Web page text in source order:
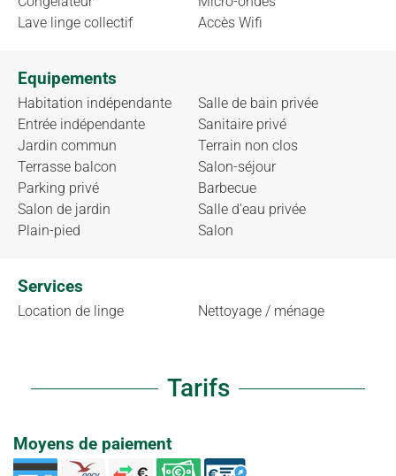
Lave linge collectif
Accès Wifi
Equipements
Habitation indépendante
Entrée indépendante
Jardin commun
Terrasse balcon
Parking privé
Salon de jardin
Plain-pied
Salle de bain privée
Sanitaire privé
Terrain non clos
Salon-séjour
Barbecue
Salle d'eau privée
Salon
Services
Location de linge Nettoyage / ménage
Tarifs
Moyens de paiement